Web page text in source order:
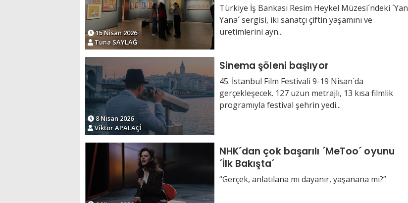
15 Nisan 2026
Tuna SAYLAĞ
Türkiye İş Bankası Resim Heykel Müzesi´ndeki ´Yan
Yana´ sergisi, iki sanatçı çiftin yaşamını ve
üretimlerini ayn...
8 Nisan 2026
Viktor APALAÇİ
Sinema şöleni başlıyor
45. İstanbul Film Festivali 9-19 Nisan´da
gerçekleşecek. 127 uzun metrajlı, 13 kısa filmlik
programıyla festival şehrin yedi...
NHK´dan çok başarılı ´MeToo´ oyunu
´İlk Bakışta´
“Gerçek, anlatılana mı dayanır, yaşanana mı?”